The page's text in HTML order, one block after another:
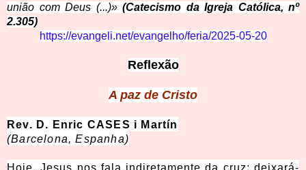
união com Deus (...)» (Catecismo da Igreja Católica, nº
2.305)
https://evangeli.net/evangelho/feria/2025-05-20
Reflexão
A paz de Cristo
Rev. D. Enric CASES i Martín
(Barcelona, Espanha)